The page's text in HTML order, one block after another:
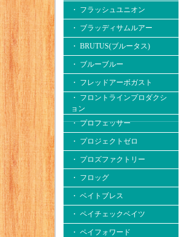
・ フラッシュユニオン
・ ブラッディサムルアー
・ BRUTUS(ブルータス)
・ ブルーブルー
・ フレッドアーボガスト
・ フロントラインプロダクシ
ョン
・ プロフェッサー
・ プロジェクトゼロ
・ プロズファクトリー
・ フロッグ
・ ベイトブレス
・ ペイチェックベイツ
・ ペイフォワード